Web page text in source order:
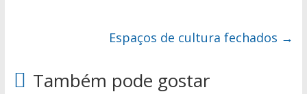
Espaços de cultura fechados →
Também pode gostar